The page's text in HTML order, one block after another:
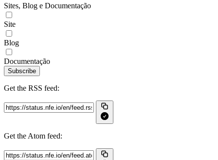
Sites, Blog e Documentação
Site
Blog
Documentação
Subscribe
Get the RSS feed:
Get the Atom feed: